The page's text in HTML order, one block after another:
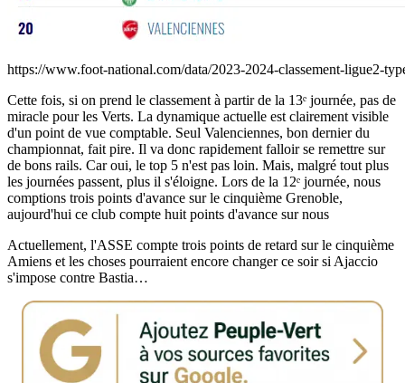
https://www.foot-national.com/data/2023-2024-classement-ligue2-
Cette fois, si on prend le classement à partir de la 13ᵉ journée, pas de
miracle pour les Verts. La dynamique actuelle est clairement visible
d'un point de vue comptable. Seul Valenciennes, bon dernier du
championnat, fait pire. Il va donc rapidement falloir se remettre sur
de bons rails. Car oui, le top 5 n'est pas loin. Mais, malgré tout plus
les journées passent, plus il s'éloigne. Lors de la 12ᵉ journée, nous
comptions trois points d'avance sur le cinquième Grenoble,
aujourd'hui ce club compte huit points d'avance sur nous
Actuellement, l'ASSE compte trois points de retard sur le cinquième
Amiens et les choses pourraient encore changer ce soir si Ajaccio
s'impose contre Bastia…